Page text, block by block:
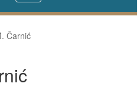
Čarnić